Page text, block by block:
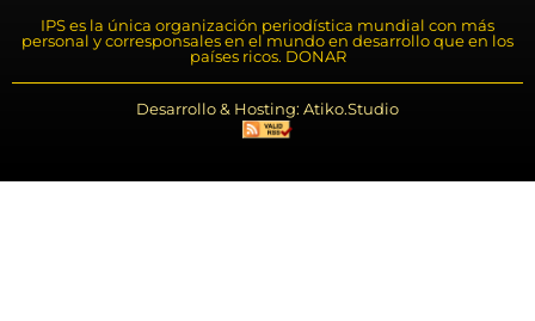
IPS es la única organización periodística mundial con más
personal y corresponsales en el mundo en desarrollo que en los
países ricos. DONAR
Desarrollo & Hosting: Atiko.Studio